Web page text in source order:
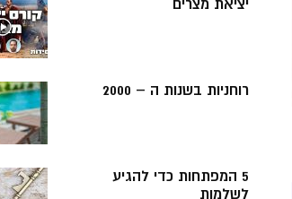
יציאת מצרים
רוחניות בשנות ה – 2000
5 המפתחות כדי להגיע
לשלמות